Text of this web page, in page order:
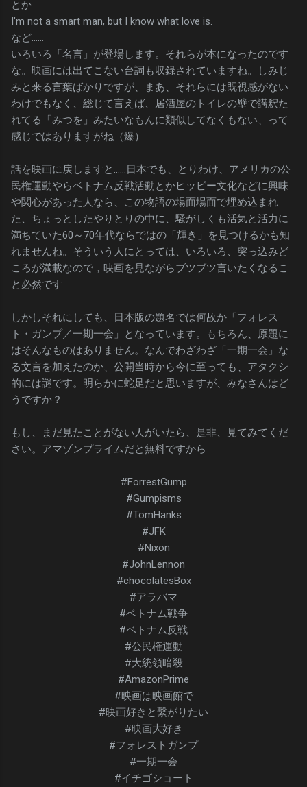
とか
I’m not a smart man, but I know what love is.
など……
いろいろ「名言」が登場します。それらが本になったのです
な。映画には出てこない台詞も収録されていますね。しみじ
みと来る言葉ばかりですが、まあ、それらには既視感がない
わけでもなく、総じて言えば、居酒屋のトイレの壁で講釈た
れてる「みつを」みたいなもんに類似してなくもない、って
感じではありますがね（爆）
話を映画に戻しますと……日本でも、とりわけ、アメリカの公
民権運動やらベトナム反戦活動とかヒッピー文化などに興味
や関心があった人なら、この物語の場面場面で埋め込まれ
た、ちょっとしたやりとりの中に、騒がしくも活気と活力に
満ちていた60～70年代ならではの「輝き」を見つけるかも知
れませんね。そういう人にとっては、いろいろ、突っ込みど
ころが満載なので，映画を見ながらブツブツ言いたくなるこ
と必然です
しかしそれにしても、日本版の題名では何故か「フォレス
ト・ガンプ／一期一会」となっています。もちろん、原題に
はそんなものはありません。なんでわざわざ「一期一会」な
る文言を加えたのか、公開当時から今に至っても、アタクシ
的には謎です。明らかに蛇足だと思いますが、みなさんはど
うですか？
もし、まだ見たことがない人がいたら、是非、見てみてくだ
さい。アマゾンプライムだと無料ですから
#ForrestGump
#Gumpisms
#TomHanks
#JFK
#Nixon
#JohnLennon
#chocolatesBox
#アラバマ
#ベトナム戦争
#ベトナム反戦
#公民権運動
#大統領暗殺
#AmazonPrime
#映画は映画館で
#映画好きと繫がりたい
#映画大好き
#フォレストガンプ
#一期一会
#イチゴショート